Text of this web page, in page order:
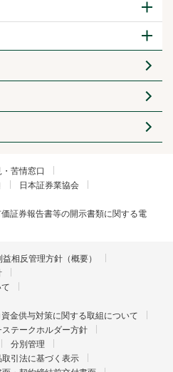
苦情窓口
日本証券業協会
証券報告書等の開示書類に関する電
益相反管理方針（概要）
金供与対策に関する取組について
ステークホルダー方針
分別管理
取引法に基づく表示